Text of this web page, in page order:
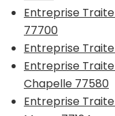
Entreprise
77700
Entreprise
Entreprise
Chapelle 77580
Entreprise